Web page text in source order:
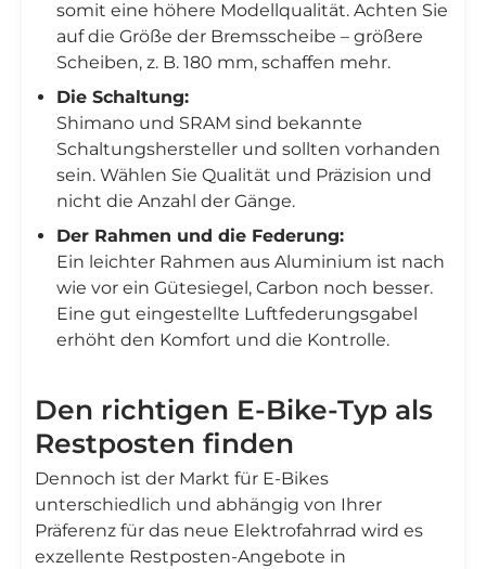
somit eine höhere Modellqualität. Achten Sie
auf die Größe der Bremsscheibe – größere
Scheiben, z. B. 180 mm, schaffen mehr.
Die Schaltung:
Shimano und SRAM sind bekannte
Schaltungshersteller und sollten vorhanden
sein. Wählen Sie Qualität und Präzision und
nicht die Anzahl der Gänge.
Der Rahmen und die Federung:
Ein leichter Rahmen aus Aluminium ist nach
wie vor ein Gütesiegel, Carbon noch besser.
Eine gut eingestellte Luftfederungsgabel
erhöht den Komfort und die Kontrolle.
Den richtigen E-Bike-Typ als
Restposten finden
Dennoch ist der Markt für E-Bikes
unterschiedlich und abhängig von Ihrer
Präferenz für das neue Elektrofahrrad wird es
exzellente Restposten-Angebote in